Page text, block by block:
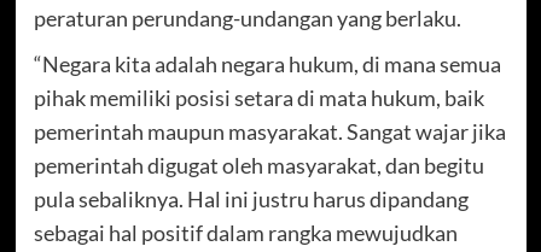
peraturan perundang-undangan yang berlaku.
“Negara kita adalah negara hukum, di mana semua
pihak memiliki posisi setara di mata hukum, baik
pemerintah maupun masyarakat. Sangat wajar jika
pemerintah digugat oleh masyarakat, dan begitu
pula sebaliknya. Hal ini justru harus dipandang
sebagai hal positif dalam rangka mewujudkan